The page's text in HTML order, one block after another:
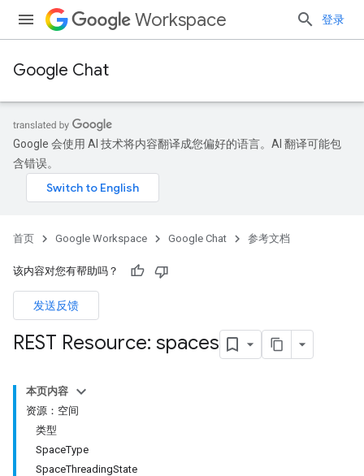
Workspace 登录
Google Chat
Google 会使用 AI 技术将内容翻译成您偏好的语言。AI 翻译可能包
含错误。
首页 Google Workspace Google Chat 参考文档
该内容对您有帮助吗？
发送反馈
REST Resource: spaces
本页内容
资源：空间
类型
SpaceType
SpaceThreadingState